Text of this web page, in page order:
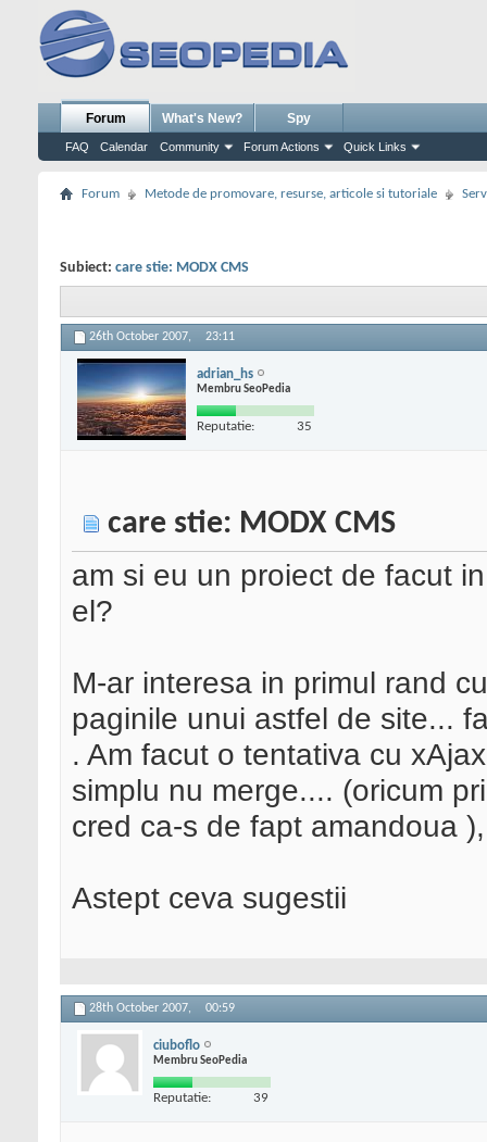
Forum
FAQ Calendar Community Forum Actions Quick Links
What's New? Spy
Forum Metode de promovare, resurse, articole si tutoriale
Subiect: care stie: MODX CMS
26th October 2007, 23:11
adrian_hs
Membru SeoPedia
Reputatie: 35
care stie: MODX CMS
am si eu un proiect de facut
el?
M-ar interesa in primul rand
paginile unui astfel de site...
. Am facut o tentativa cu
simplu nu merge.... (oricum
cred ca-s de fapt amandoua ),
Astept ceva sugestii
28th October 2007, 00:59
ciuboflo
Membru SeoPedia
Reputatie: 39